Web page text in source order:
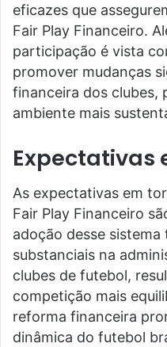
eficazes que
Fair Play Financeiro.
participação é vista
promover mudanças
financeira dos clubes,
ambiente mais
Expectativas
As expectativas em
Fair Play Financeiro
adoção desse
substanciais na
clubes de futebol,
competição mais
reforma financeira
dinâmica do futebol